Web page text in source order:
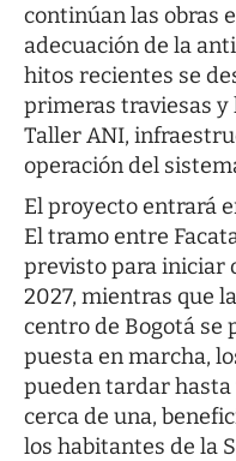
continúan las obras
adecuación de la
hitos recientes se
primeras traviesas
Taller ANI,
operación del
El proyecto entrará
El tramo entre
previsto para iniciar
2027, mientras que
centro de Bogotá se
puesta en marcha,
pueden tardar hasta
cerca de una,
los habitantes de la